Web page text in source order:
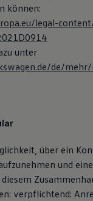
können:
legal-
unter
de/
über ein
und
verpflichtend: